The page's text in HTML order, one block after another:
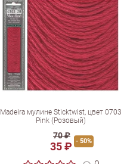
Madeira мулине Sticktwist, цвет 0703
Pink (Розовый)
70 ₽
35 ₽ - 50%